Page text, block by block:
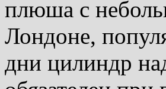
плюша с
Лондоне,
дни цилиндр